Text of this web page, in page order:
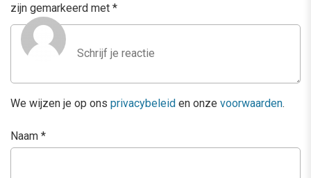
zijn gemarkeerd met *
We wijzen je op ons privacybeleid en onze voorwaarden.
Naam *